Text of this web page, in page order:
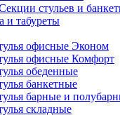
стульев и
и табуреты
офисные Эконом
офисные Комфорт
обеденные
банкетные
барные и
складные